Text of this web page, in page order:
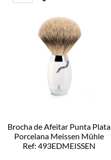
Brocha de Afeitar Punta Plata
Porcelana Meissen Mühle
Ref: 493EDMEISSEN